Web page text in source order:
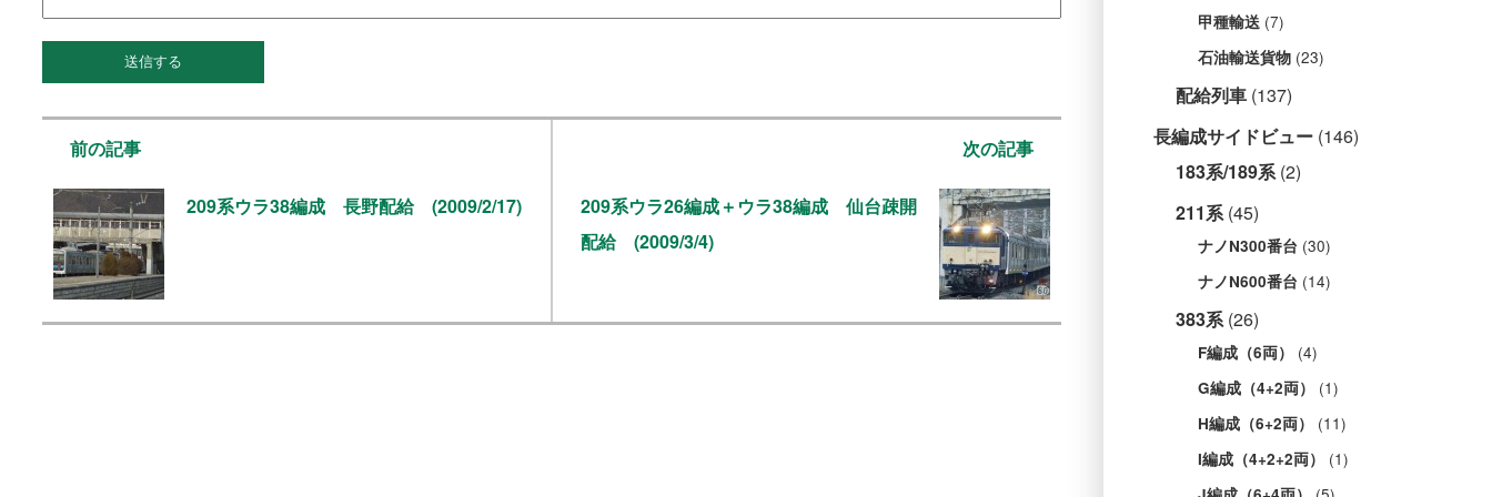
前の記事
209系ウラ38編成 長野配給 (2009/2/17)
次の記事
209系ウラ26編成＋ウラ38編成 仙台疎開
配給 (2009/3/4)
甲種輸送 (7)
石油輸送貨物 (23)
配給列車 (137)
長編成サイドビュー (146)
183系/189系(2)
211系(45)
ナノN300番台 (30)
ナノN600番台 (14)
383系(26)
F編成（6両） (4)
G編成（4+2両） (1)
H編成（6+2両） (11)
I編成（4+2+2両） (1)